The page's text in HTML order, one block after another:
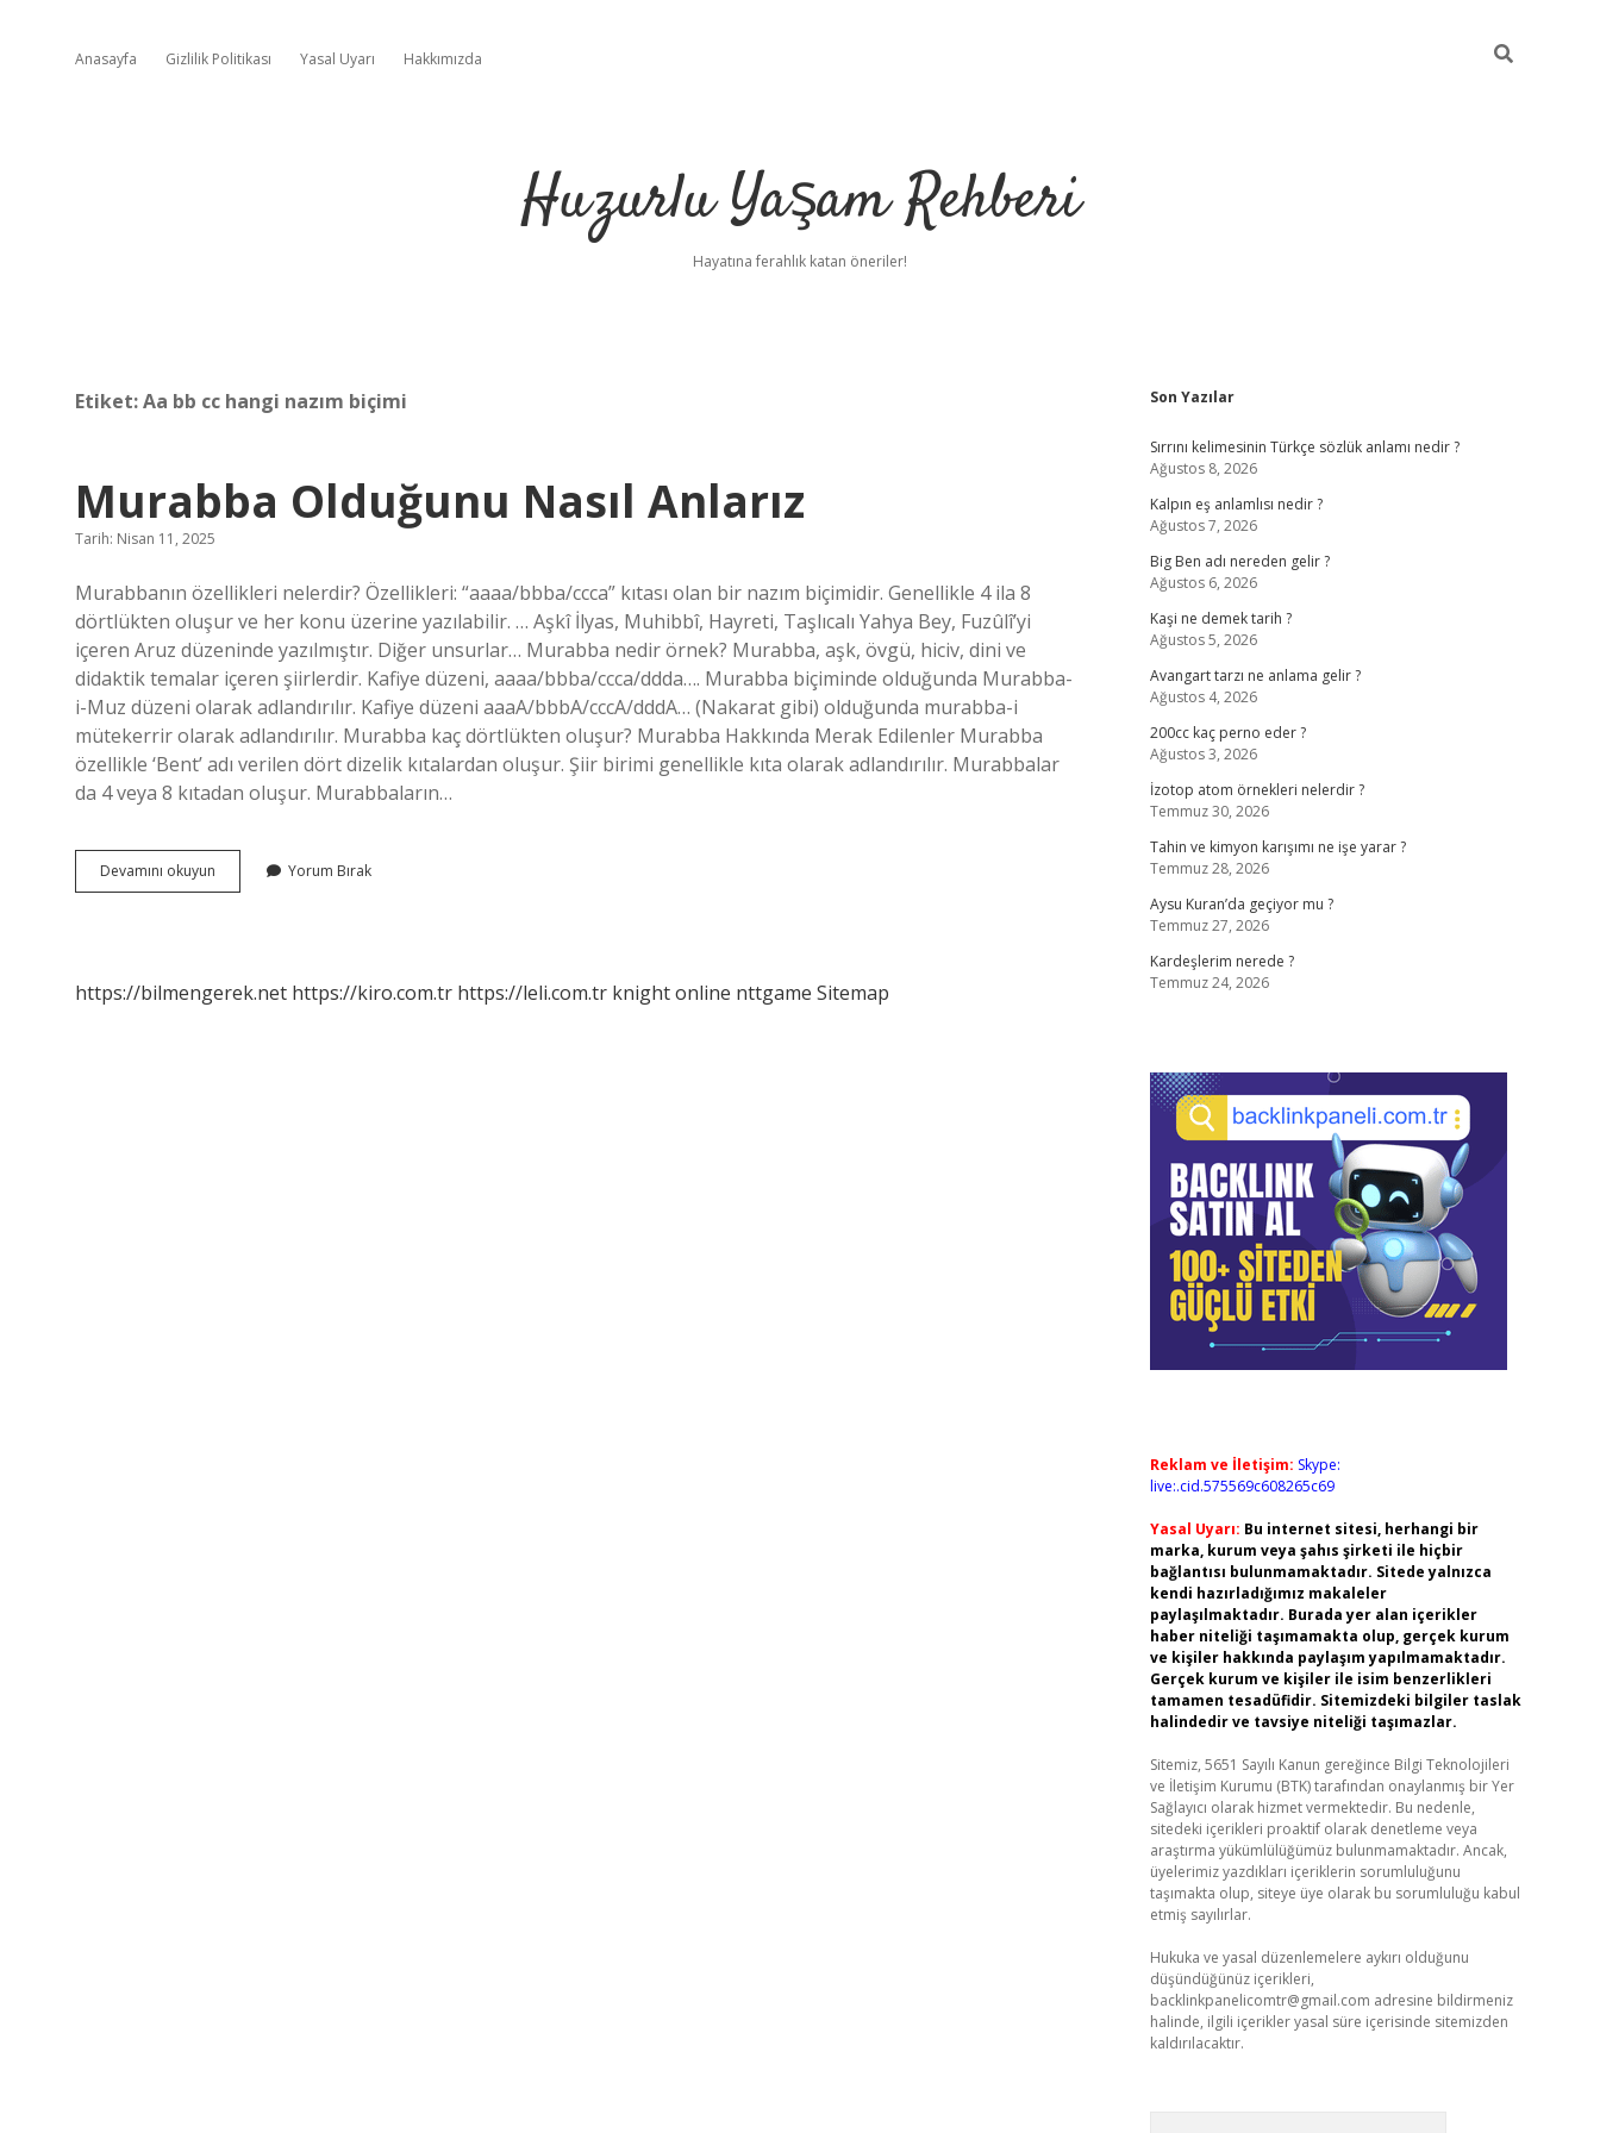
Anasayfa Gizlilik Politikası Yasal Uyarı Hakkımızda
Huzurlu Yaşam Rehberi
Hayatına ferahlık katan öneriler!
Etiket:Aa bb cc hangi nazım biçimi
Murabba Olduğunu Nasıl Anlarız
Tarih: Nisan 11, 2025
Murabbanın özellikleri nelerdir? Özellikleri: “aaaa/bbba/ccca” kıtası olan bir nazım biçimidir. Genellikle 4 ila 8
dörtlükten oluşur ve her konu üzerine yazılabilir. … Aşkî İlyas, Muhibbî, Hayreti, Taşlıcalı Yahya Bey, Fuzûlî’yi
içeren Aruz düzeninde yazılmıştır. Diğer unsurlar… Murabba nedir örnek? Murabba, aşk, övgü, hiciv, dini ve
didaktik temalar içeren şiirlerdir. Kafiye düzeni, aaaa/bbba/ccca/ddda…. Murabba biçiminde olduğunda Murabba-
i-Muz düzeni olarak adlandırılır. Kafiye düzeni aaaA/bbbA/cccA/dddA… (Nakarat gibi) olduğunda murabba-i
mütekerrir olarak adlandırılır. Murabba kaç dörtlükten oluşur? Murabba Hakkında Merak Edilenler Murabba
özellikle ‘Bent’ adı verilen dört dizelik kıtalardan oluşur. Şiir birimi genellikle kıta olarak adlandırılır. Murabbalar
da 4 veya 8 kıtadan oluşur. Murabbaların…
Devamını okuyun Murabba
Olduğunu
Yorum Bırak
https://bilmengerek.net https://kiro.com.tr https://leli.com.tr knight online nttgame Sitemap
Sidebar
Son Yazılar
Sırrını kelimesinin Türkçe sözlük anlamı nedir ?
Ağustos 8, 2026
Kalpın eş anlamlısı nedir ?
Ağustos 7, 2026
Big Ben adı nereden gelir ?
Ağustos 6, 2026
Kaşi ne demek tarih ?
Ağustos 5, 2026
Avangart tarzı ne anlama gelir ?
Ağustos 4, 2026
200cc kaç perno eder ?
Ağustos 3, 2026
İzotop atom örnekleri nelerdir ?
Temmuz 30, 2026
Tahin ve kimyon karışımı ne işe yarar ?
Temmuz 28, 2026
Aysu Kuran’da geçiyor mu ?
Temmuz 27, 2026
Kardeşlerim nerede ?
Temmuz 24, 2026
Reklam ve İletişim: Skype:
live:.cid.575569c608265c69
Yasal Uyarı: Bu internet sitesi, herhangi bir
marka, kurum veya şahıs şirketi ile hiçbir
bağlantısı bulunmamaktadır. Sitede yalnızca
kendi hazırladığımız makaleler
paylaşılmaktadır. Burada yer alan içerikler
haber niteliği taşımamakta olup, gerçek kurum
ve kişiler hakkında paylaşım yapılmamaktadır.
Gerçek kurum ve kişiler ile isim benzerlikleri
tamamen tesadüfidir. Sitemizdeki bilgiler taslak
halindedir ve tavsiye niteliği taşımazlar.
Sitemiz, 5651 Sayılı Kanun gereğince Bilgi Teknolojileri
ve İletişim Kurumu (BTK) tarafından onaylanmış bir Yer
Sağlayıcı olarak hizmet vermektedir. Bu nedenle,
sitedeki içerikleri proaktif olarak denetleme veya
araştırma yükümlülüğümüz bulunmamaktadır. Ancak,
üyelerimiz yazdıkları içeriklerin sorumluluğunu
taşımakta olup, siteye üye olarak bu sorumluluğu kabul
etmiş sayılırlar.
Hukuka ve yasal düzenlemelere aykırı olduğunu
düşündüğünüz içerikleri,
backlinkpanelicomtr@gmail.com adresine bildirmeniz
halinde, ilgili içerikler yasal süre içerisinde sitemizden
kaldırılacaktır.